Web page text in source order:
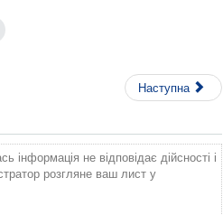
Наступна
не відповідає дійсності і
розгляне ваш лист у